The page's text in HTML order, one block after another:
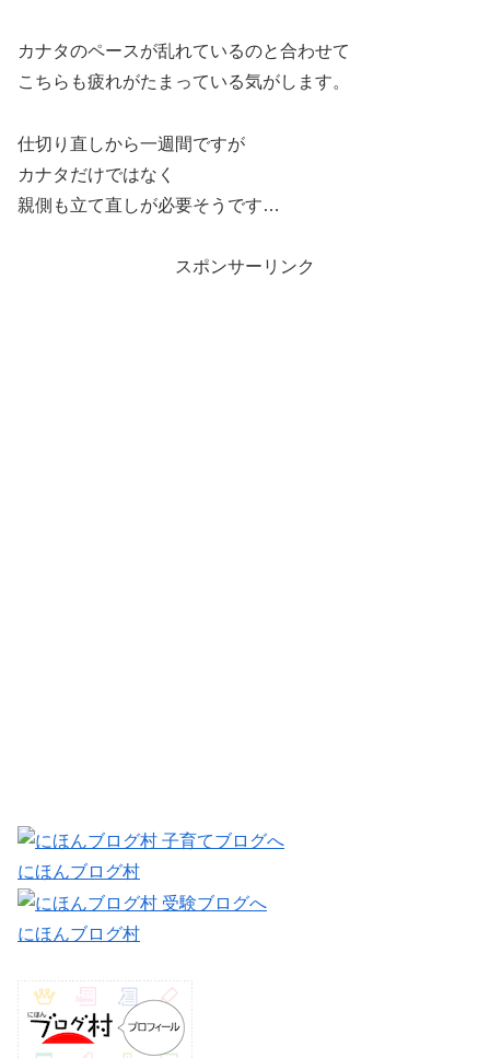
カナタのペースが乱れているのと合わせて
こちらも疲れがたまっている気がします。
仕切り直しから一週間ですが
カナタだけではなく
親側も立て直しが必要そうです…
スポンサーリンク
にほんブログ村
にほんブログ村